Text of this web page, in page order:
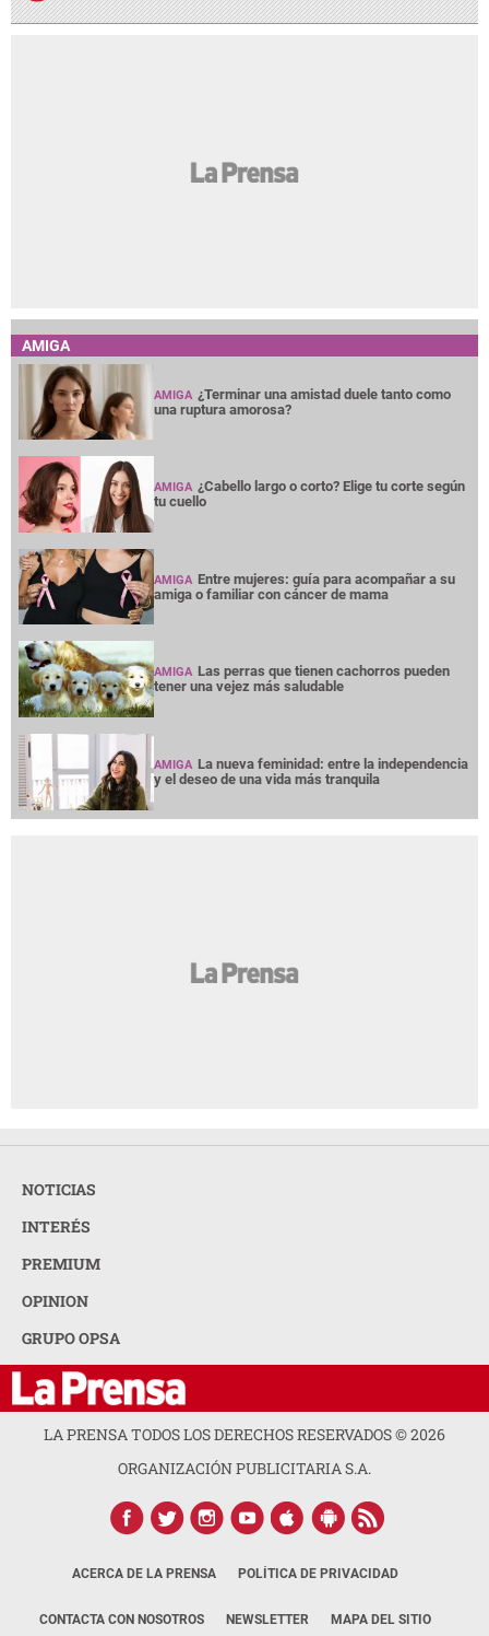
AMIGA
AMIGA ¿Terminar una amistad duele tanto como
una ruptura amorosa?
AMIGA ¿Cabello largo o corto? Elige tu corte según
tu cuello
AMIGA Entre mujeres: guía para acompañar a su
amiga o familiar con cáncer de mama
AMIGA Las perras que tienen cachorros pueden
tener una vejez más saludable
AMIGA La nueva feminidad: entre la independencia
y el deseo de una vida más tranquila
NOTICIAS
INTERÉS
PREMIUM
OPINION
GRUPO OPSA
LA PRENSA TODOS LOS DERECHOS RESERVADOS ©2026
ORGANIZACIÓN PUBLICITARIA S.A.
ACERCA DE LA PRENSA POLÍTICA DE PRIVACIDAD
CONTACTA CON NOSOTROS NEWSLETTER MAPA DEL SITIO